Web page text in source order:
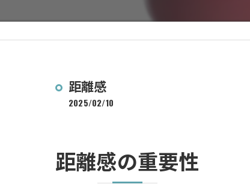
距離感
2025/02/10
距離感の重要性